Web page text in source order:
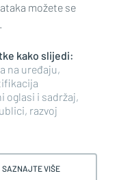
možete se
kako slijedi:
na uređaju,
oglasi i sadržaj,
razvoj
SAZNAJTE VIŠE